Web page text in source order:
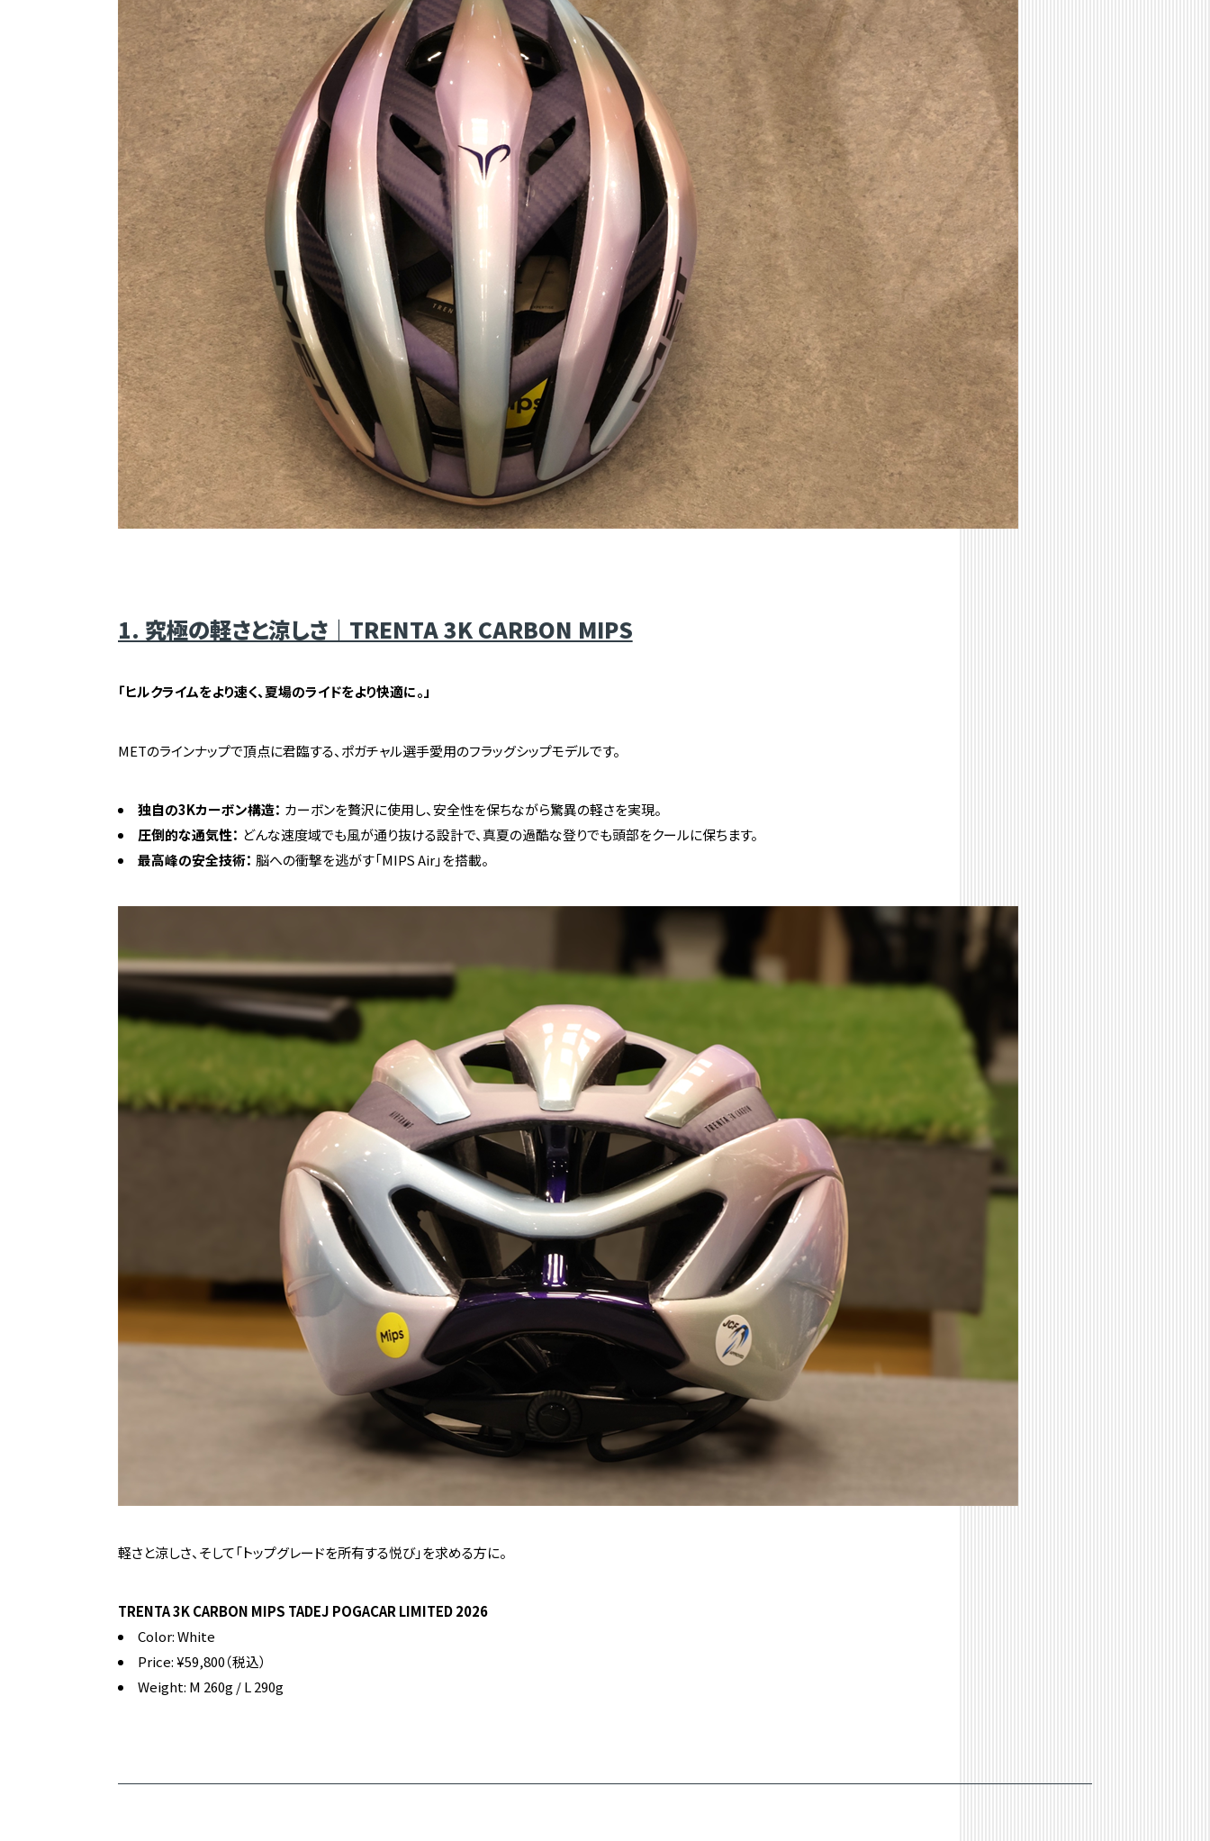
1. 究極の軽さと涼しさ｜TRENTA 3K CARBON MIPS
「ヒルクライムをより速く、夏場のライドをより快適に。」
METのラインナップで頂点に君臨する、ポガチャル選手愛用のフラッグシップモデルです。
独自の3Kカーボン構造： カーボンを贅沢に使用し、安全性を保ちながら驚異の軽さを実現。
圧倒的な通気性： どんな速度域でも風が通り抜ける設計で、真夏の過酷な登りでも頭部をクールに保ちます。
最高峰の安全技術： 脳への衝撃を逃がす「MIPS Air」を搭載。
軽さと涼しさ、そして「トップグレードを所有する悦び」を求める方に。
TRENTA 3K CARBON MIPS TADEJ POGACAR LIMITED 2026
Color: White
Price: ¥59,800（税込）
Weight: M 260g / L 290g